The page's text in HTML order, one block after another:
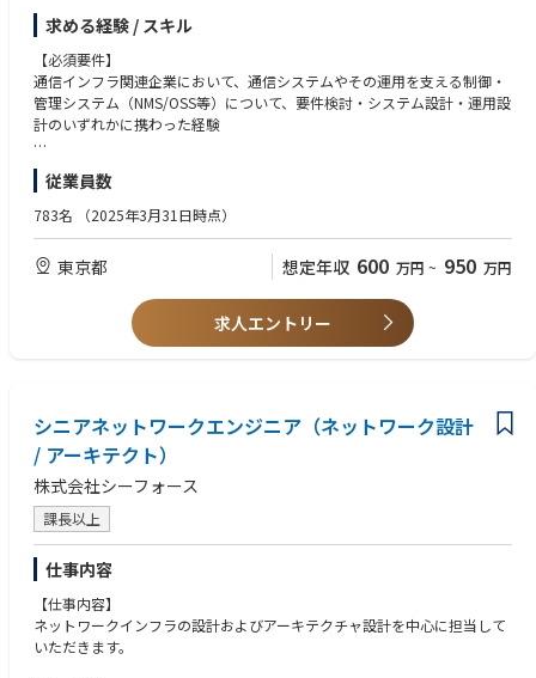
PC：WindowsとMacより自由に選択可
開発言語：Go, Python
プラットフォーム：AWS, Google Cloud, Azure
ミドルウェア：Nginx, LogStash, Fluentbit, OpenTelemetory, SonarQube,
OpenSearch, Prometheus, Grafana, Loki, Tempo, Thanos
SaaS：PagerDuty, Site24x7, NewRelic
生成AIツール：ChatGPT、Gemini、Claude、GitHub Copilot、Microsoft
365 Copilot、Devin ほか最新AIツール
ツール：Docker, Github, GithubActions, Terraform, JIRA, Confluence, Sla
ck, Zoom, Teams など
■仕事内容
・人工衛星通信システムおよび、それを支える地上システム・運用基盤に
関する技術検討・設計業務
・事業環境や事業計画を踏まえつつ、技術的な観点からの検討・提案を行
いながら、サービス構成・運用モデルの検討および事業部門・戦略部門と
の技術的な合意形成
・上記のサービス構成・運用方針に基づき、関係部署、パートナー企業、
■期待する役割
入社後は、既存メンバーと共に、衛星通信システムおよびそれを支える地
上システム・運用基盤に関する技術検討業務に携わっていただきます。
具体的には、まず既存の衛星通信システムや地上システム、運用内容につ
や、システムおよび運用基盤に関する検討業務に携わっていただきます。
業務への理解が進み次第、特定のテーマや検討領域において主担当として
求める経験 / スキル
【必須要件】
通信インフラ関連企業において、通信システムやその運用を支える制御・
管理システム（NMS/OSS等）について、要件検討・システム設計・運用設
計のいずれかに携わった経験
【歓迎要件】
・IP ネットワーク、サーバ仮想化／クラウド基盤に関する知見・業務経験
（ネットワーク設計、基盤構築、運用設計など）
関する知見・業務経験（通信サービスの運用・管理、プロビジョニング、
監視、業務システム連携などの一部）
・Software Defined Radio（SDR）や Software Defined Network（SDN）
に関する知見・業務経験（システム設計・検証・運用のいずれかに関わっ
【求める人物像】
・自らにとって未知の領域であっても既知の知見を活かしながら臆せずチ
ャレンジ出来る方
・社内外、国内外の個人や企業と協調し、多様性を理解しながら仕事を進
められる方
・自ら考え周りを巻き込みながらプロジェクトを推進できる方
・実現のために専門性を高め続ける努力をされる方
・宇宙業界未経験で新たに挑戦されたい方
・事業やプロジェクトの全体像を把握のうえ業務遂行されたい方
従業員数
783名 （2025年3月31日時点）
東京都 想定年収 600 万円 ~ 950 万円
求人エントリー
シニアネットワークエンジニア（ネットワーク設計
/ アーキテクト）
株式会社シーフォース
課長以上
仕事内容
【仕事内容】
ネットワークインフラの設計およびアーキテクチャ設計を中心に担当して
いただきます。